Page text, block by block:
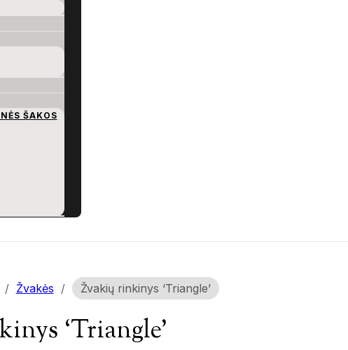
ŠAKOS
/ Žvakės / Žvakių rinkinys ‘Triangle’
‘Triangle’